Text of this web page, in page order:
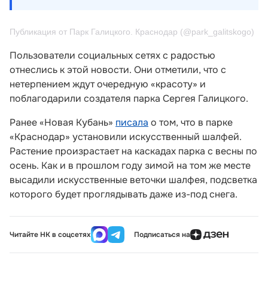
Публикация от Парк Галицкого. Краснодар (@park_galitskogo)
Пользователи социальных сетях с радостью
отнеслись к этой новости. Они отметили, что с
нетерпением ждут очередную «красоту» и
поблагодарили создателя парка Сергея Галицкого.
Ранее «Новая Кубань» писала о том, что в парке
«Краснодар» установили искусственный шалфей.
Растение произрастает на каскадах парка с весны по
осень. Как и в прошлом году зимой на том же месте
высадили искусственные веточки шалфея, подсветка
которого будет проглядывать даже из-под снега.
Читайте НК в соцсетях Подписаться на